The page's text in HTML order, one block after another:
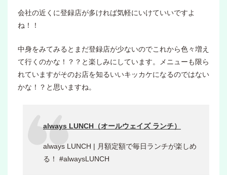
会社の近くに登録店が多ければ気軽にいけていいですよ
ね！！
中身をみてみるとまだ登録店が少ないのでこれから色々増え
て行くのかな！？？と楽しみにしています。メニューも限ら
れていますがそのお店を知るいいキッカケになるのではない
かな！？と思いますね。
always LUNCH（オールウェイズ ランチ）
always LUNCH | 月額定額で毎日ランチが楽しめ
る！ #alwaysLUNCH